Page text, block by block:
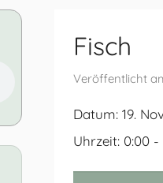
Fisch
Veröffentlicht
Datum: 19.
Uhrzeit: 0:00 -